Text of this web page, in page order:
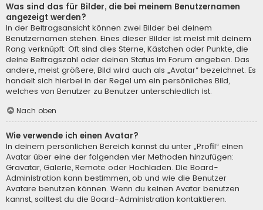
Was sind das für Bilder, die bei meinem Benutzernamen
angezeigt werden?
In der Beitragsansicht können zwei Bilder bei deinem
Benutzernamen stehen. Eines dieser Bilder ist meist mit deinem
Rang verknüpft: Oft sind dies Sterne, Kästchen oder Punkte, die
deine Beitragszahl oder deinen Status im Forum angeben. Das
andere, meist größere, Bild wird auch als „Avatar“ bezeichnet. Es
handelt sich hierbei in der Regel um ein persönliches Bild,
welches von Benutzer zu Benutzer unterschiedlich ist.
Nach oben
Wie verwende ich einen Avatar?
In deinem persönlichen Bereich kannst du unter „Profil“ einen
Avatar über eine der folgenden vier Methoden hinzufügen:
Gravatar, Galerie, Remote oder Hochladen. Die Board-
Administration kann bestimmen, ob und wie die Benutzer
Avatare benutzen können. Wenn du keinen Avatar benutzen
kannst, solltest du die Board-Administration kontaktieren.